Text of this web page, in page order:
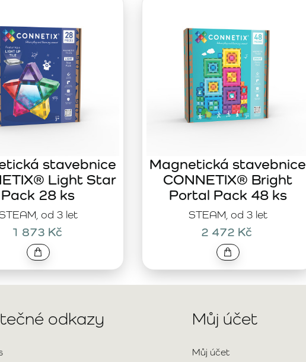
od 3 let
stavebnice
Light Star
Pack 28 ks
1 873 Kč
STEAM, od 3 let
Magnetická stavebnice
CONNETIX® Bright
Portal Pack 48 ks
2 472 Kč
odkazy Můj účet
Můj účet